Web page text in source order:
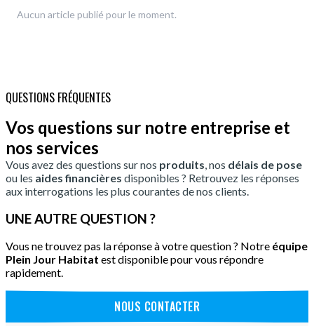
Aucun article publié pour le moment.
QUESTIONS FRÉQUENTES
Vos questions sur notre entreprise et
nos services
Vous avez des questions sur nos produits, nos délais de pose
ou les aides financières disponibles ? Retrouvez les réponses
aux interrogations les plus courantes de nos clients.
UNE AUTRE QUESTION ?
Vous ne trouvez pas la réponse à votre question ? Notre équipe
Plein Jour Habitat est disponible pour vous répondre
rapidement.
NOUS CONTACTER